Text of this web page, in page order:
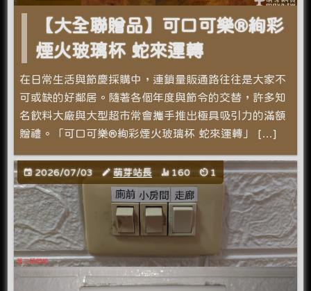
【大全聯贈品】可口可樂®絢彩
煙火玻璃杯 蛇來運轉
在日常生活與節慶採購中，連鎖量販通路往往是大家不
可或缺的好鄰居。隨著各個年度與節令的交替，許多知
名飲料大廠與大型超市常會攜手推出極具吸引力的滿額
贈禮。「可口可樂®絢彩煙火玻璃杯 蛇來運轉」 […]
2026/07/03 萌芽站長 160 1